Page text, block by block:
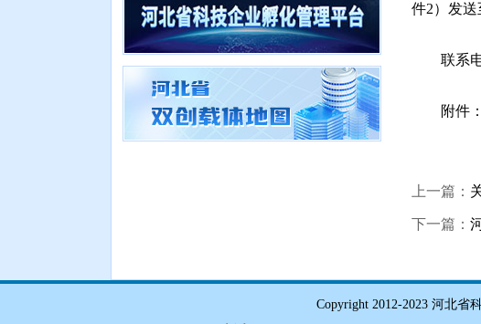
件2）发送
联系
附件
上一篇：
下一篇：
Copyright 2012-2023 河北省